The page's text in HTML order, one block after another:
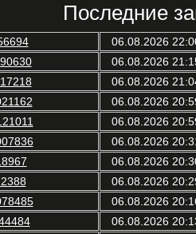
Последние
06.08.2026
06.08.2026
06.08.2026
06.08.2026
06.08.2026
06.08.2026
06.08.2026
06.08.2026
06.08.2026
06.08.2026